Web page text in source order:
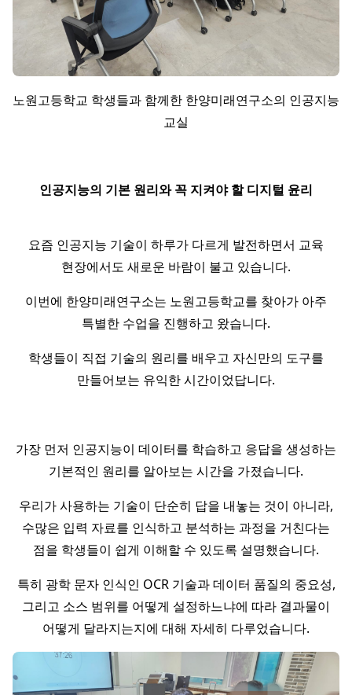
노원고등학교 학생들과 함께한 한양미래연구소의 인공지능
교실
인공지능의 기본 원리와 꼭 지켜야 할 디지털 윤리
요즘 인공지능 기술이 하루가 다르게 발전하면서 교육
현장에서도 새로운 바람이 불고 있습니다.
이번에 한양미래연구소는 노원고등학교를 찾아가 아주
특별한 수업을 진행하고 왔습니다.
학생들이 직접 기술의 원리를 배우고 자신만의 도구를
만들어보는 유익한 시간이었답니다.
가장 먼저 인공지능이 데이터를 학습하고 응답을 생성하는
기본적인 원리를 알아보는 시간을 가졌습니다.
우리가 사용하는 기술이 단순히 답을 내놓는 것이 아니라,
수많은 입력 자료를 인식하고 분석하는 과정을 거친다는
점을 학생들이 쉽게 이해할 수 있도록 설명했습니다.
특히 광학 문자 인식인 OCR 기술과 데이터 품질의 중요성,
그리고 소스 범위를 어떻게 설정하느냐에 따라 결과물이
어떻게 달라지는지에 대해 자세히 다루었습니다.